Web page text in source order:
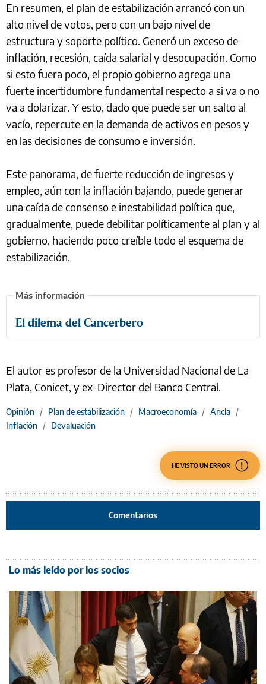
En resumen, el plan de estabilización arrancó con un
alto nivel de votos, pero con un bajo nivel de
estructura y soporte político. Generó un exceso de
inflación, recesión, caída salarial y desocupación. Como
si esto fuera poco, el propio gobierno agrega una
fuerte incertidumbre fundamental respecto a si va o no
va a dolarizar. Y esto, dado que puede ser un salto al
vacío, repercute en la demanda de activos en pesos y
en las decisiones de consumo e inversión.
Este panorama, de fuerte reducción de ingresos y
empleo, aún con la inflación bajando, puede generar
una caída de consenso e inestabilidad política que,
gradualmente, puede debilitar políticamente al plan y al
gobierno, haciendo poco creíble todo el esquema de
estabilización.
El dilema del Cancerbero
El autor es profesor de la Universidad Nacional de La
Plata, Conicet, y ex-Director del Banco Central.
Opinión / Plan de estabilización / Macroeconomía / Ancla /
Inflación / Devaluación
HE VISTO UN ERROR
Comentarios
Lo más leído por los socios